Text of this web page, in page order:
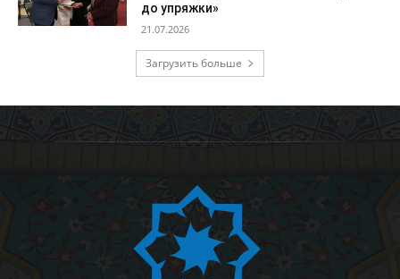
до упряжки»
21.07.2026
Загрузить больше